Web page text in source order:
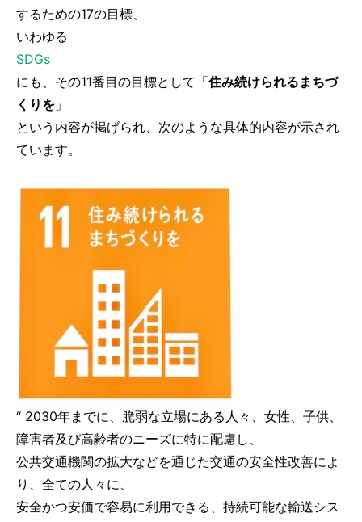
するための17の目標、
いわゆる
SDGs
にも、その11番目の目標として「住み続けられるまちづ
くりを 」
という内容が掲げられ、次のような具体的内容が示され
ています。
“ 2030年までに、脆弱な立場にある人々、女性、子供、
障害者及び高齢者のニーズに特に配慮し、
公共交通機関の拡大などを通じた交通の安全性改善によ
り、全ての人々に、
安全かつ安価で容易に利用できる、持続可能な輸送シス